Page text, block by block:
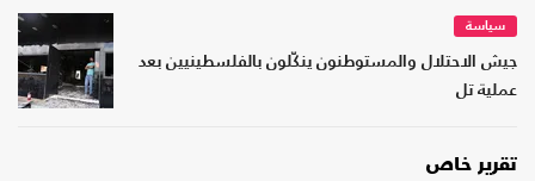
سياسة
جيش الاحتلال والمستوطنون ينكّلون بالفلسطينيين بعد
عملية تل
تقرير خاص